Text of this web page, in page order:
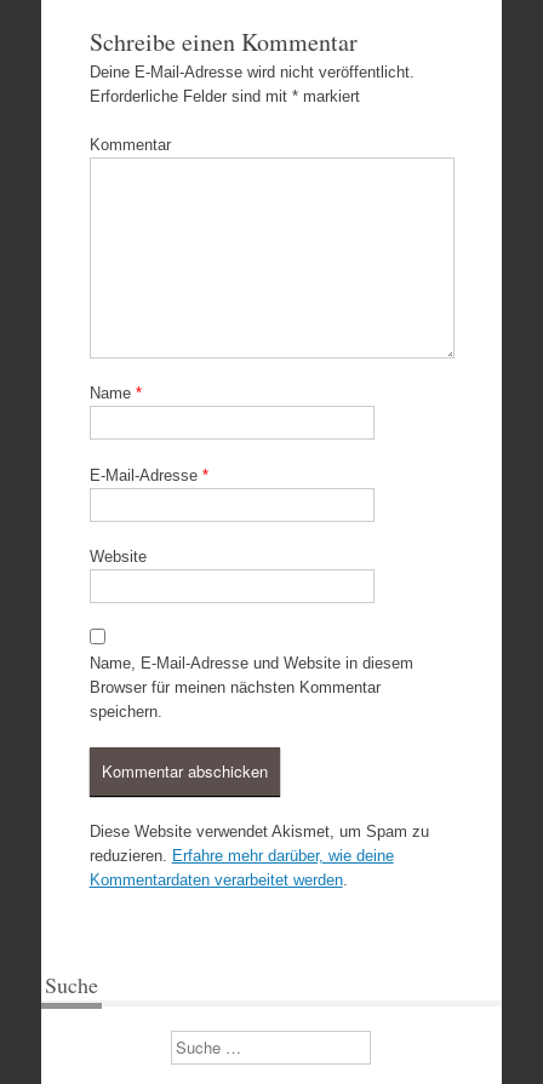
Schreibe einen Kommentar
Deine E-Mail-Adresse wird nicht veröffentlicht.
Erforderliche Felder sind mit *markiert
Kommentar
Name *
E-Mail-Adresse *
Website
Name, E-Mail-Adresse und Website in diesem
Browser für meinen nächsten Kommentar
speichern.
Diese Website verwendet Akismet, um Spam zu
reduzieren. Erfahre mehr darüber, wie deine
Kommentardaten verarbeitet werden.
Suche
Suchen